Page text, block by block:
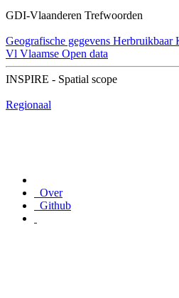
GDI-Vlaanderen Trefwoorden
Geografische gegevens Herbruikbaar
Vl Vlaamse Open data
INSPIRE - Spatial scope
Regionaal
Over
Github